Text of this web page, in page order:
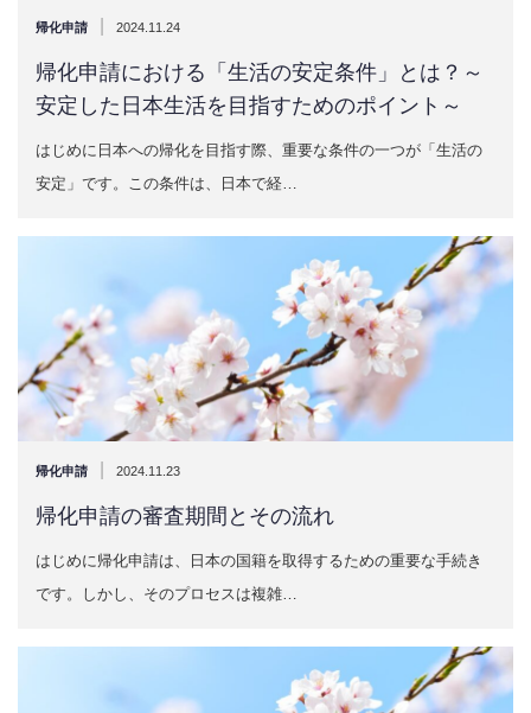
帰化申請 2024.11.24
帰化申請における「生活の安定条件」とは？～
安定した日本生活を目指すためのポイント～
はじめに日本への帰化を目指す際、重要な条件の一つが「生活の
安定」です。この条件は、日本で経…
帰化申請 2024.11.23
帰化申請の審査期間とその流れ
はじめに帰化申請は、日本の国籍を取得するための重要な手続き
です。しかし、そのプロセスは複雑…